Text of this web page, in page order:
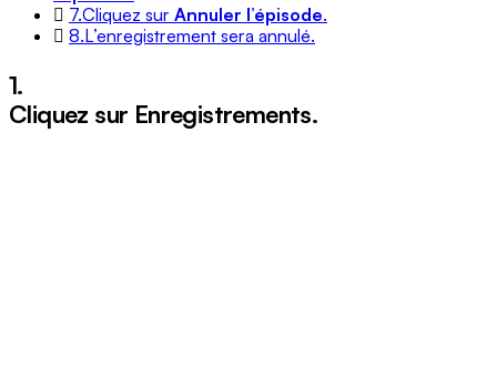
7.Cliquez sur Annuler l’épisode.
8.L’enregistrement sera annulé.
1.
Cliquez sur Enregistrements.